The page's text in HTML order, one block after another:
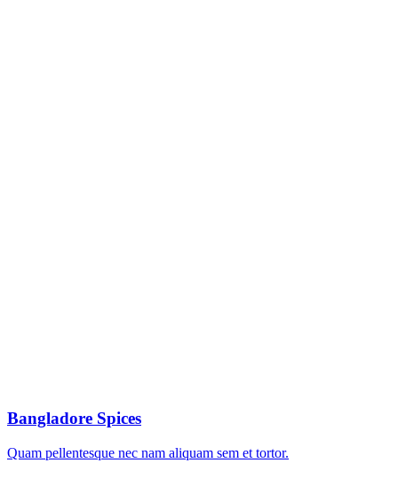
Bangladore Spices
Quam pellentesque nec nam aliquam sem et tortor.